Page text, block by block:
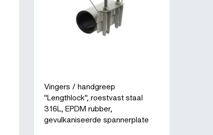
Vingers / handgreep
"Lengthlock", roestvast staal
316L, EPDM rubber,
gevulkaniseerde spannerplate